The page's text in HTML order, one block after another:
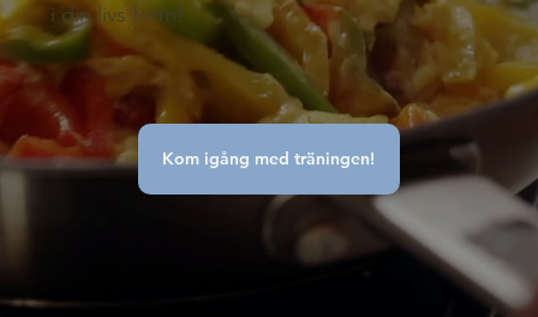
i din livs form!
Kom igång med träningen!